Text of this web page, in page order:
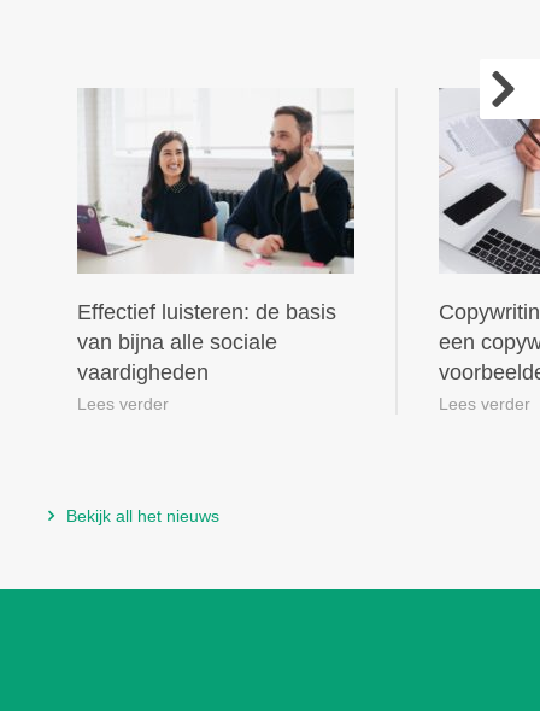
Effectief luisteren: de basis
van bijna alle sociale
vaardigheden
Lees verder
een
Lees verder
Bekijk all het nieuws